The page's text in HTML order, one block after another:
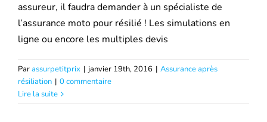
assureur, il faudra demander à un spécialiste de
l’assurance moto pour résilié ! Les simulations en
ligne ou encore les multiples devis
Parassurpetitprix | janvier 19th, 2016 | Assurance après
résiliation | 0 commentaire
Lire la suiteComment trouver une assurance auto